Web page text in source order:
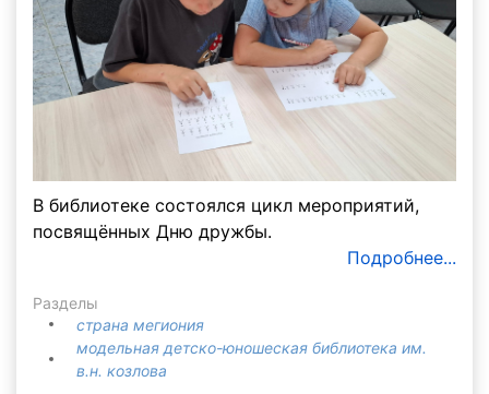
В библиотеке состоялся цикл мероприятий,
посвящённых Дню дружбы.
Подробнее...
Разделы
страна мегиония
модельная детско-юношеская библиотека им.
в.н. козлова